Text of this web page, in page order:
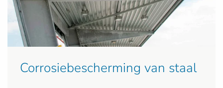
Corrosiebescherming van staal